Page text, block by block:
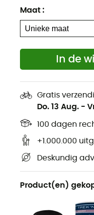
Maat :
In de
Gratis
Do. 13 Aug. -
100 dagen
+1.000.000
Deskundig
Product(en)